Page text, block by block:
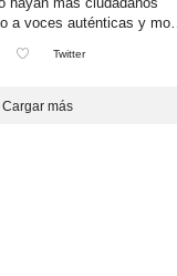
a voces auténticas y mo…
Twitter
Cargar más